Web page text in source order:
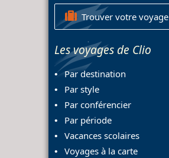
Trouver votre voyage
Les voyages de Clio
Par destination
Par style
Par conférencier
Par période
Vacances scolaires
Voyages à la carte